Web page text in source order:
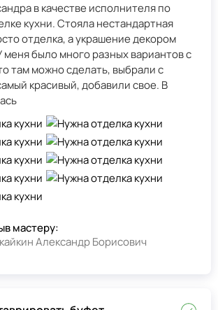
в качестве исполнителя по
кухни. Стояла нестандартная
отделка, а украшение декором
там можно сделать, выбрали с
красивый, добавили свое. В
мастеру:
Александр Борисович